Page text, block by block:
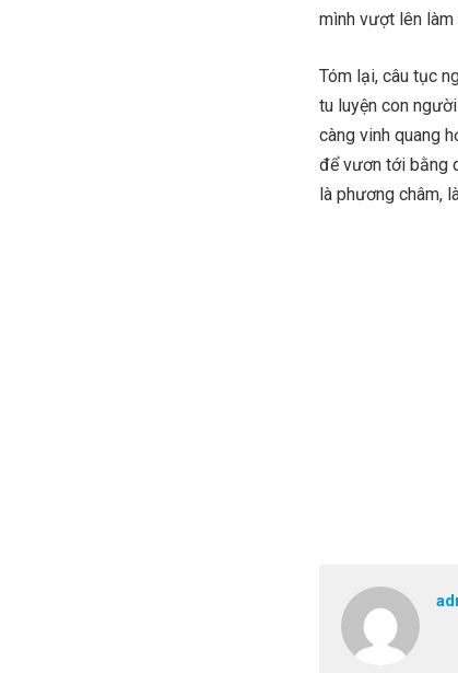
mình vượt lên
Tóm lại, câu tục
tu luyện con
càng vinh quang
để vươn tới bằng
là phương châm,